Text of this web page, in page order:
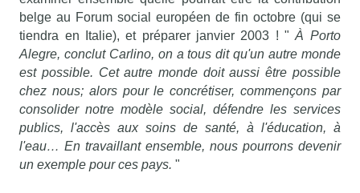
belge au Forum social européen de fin octobre (qui se
tiendra en Italie), et préparer janvier 2003 ! "À Porto
Alegre, conclut Carlino, on a tous dit qu'un autre monde
est possible. Cet autre monde doit aussi être possible
chez nous; alors pour le concrétiser, commençons par
consolider notre modèle social, défendre les services
publics, l'accès aux soins de santé, à l'éducation, à
l'eau… En travaillant ensemble, nous pourrons devenir
un exemple pour ces pays. "